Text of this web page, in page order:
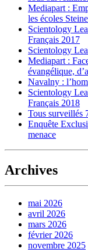
Mediapart :
les écoles
Scientology
Français 2017
Scientology
Mediapart :
évangélique,
Navalny :
Scientology
Français 2018
Tous surveillés
Enquête
menace
Archives
mai 2026
avril 2026
mars 2026
février 2026
novembre 2025